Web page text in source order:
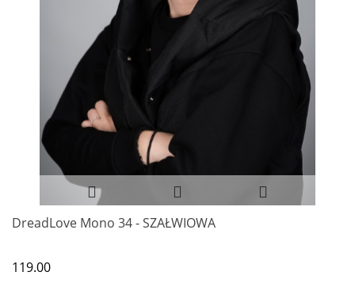
DreadLove Mono 34 - SZAŁWIOWA
119.00